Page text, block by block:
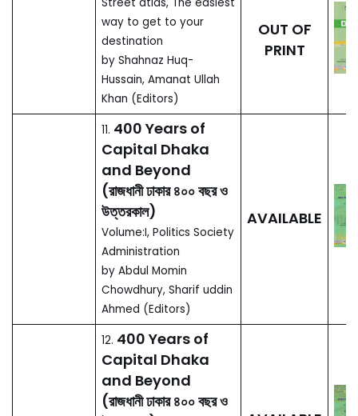
বাঙালির দর্শন: ব্রাহ্ম ভাবধারা
(৩ খণ্ড)
by এম. মতিউর রহমান (2012)
খানবাহাদুর আহছানউল্লা শিক্ষা
ও সমাজ চিন্তা
by মোহাম্মদ আবদুল মজিদ (2012,
2018)
Calligraphic Art
in Sultanate
Architecture
PRINT